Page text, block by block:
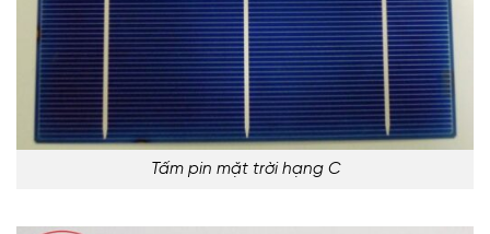
Tấm pin mặt trời hạng C